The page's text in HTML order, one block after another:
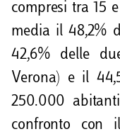
compresi tra 15
media il 48,2%
42,6% delle
Verona) e il
250.000
confronto con